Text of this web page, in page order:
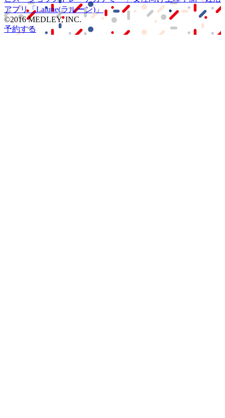
アプリ「Lalune(ラルーン)」
©2016 MEDLEY, INC.
予約する